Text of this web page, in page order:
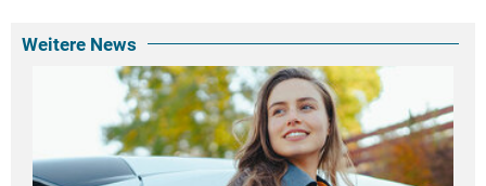
Weitere News